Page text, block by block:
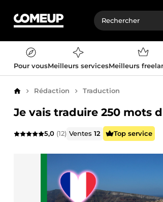
Pour vousMeilleurs servicesMeilleurs
AccueilRédaction Traduction
Je vais traduire 250 mots
5,0 (12) Ventes12 Top service